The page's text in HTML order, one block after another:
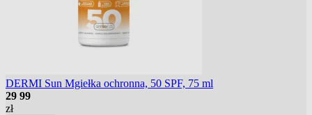
DERMI Sun Mgiełka ochronna, 50 SPF, 75 ml
29 99
zł